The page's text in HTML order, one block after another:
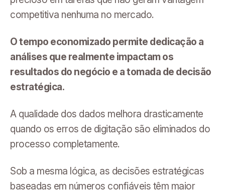
competitiva nenhuma no mercado.
O tempo economizado permite dedicação a
análises que realmente impactam os
resultados do negócio e a tomada de decisão
estratégica.
A qualidade dos dados melhora drasticamente
quando os erros de digitação são eliminados do
processo completamente.
Sob a mesma lógica, as decisões estratégicas
baseadas em números confiáveis têm maior